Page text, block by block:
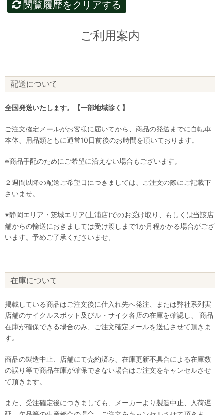
閲覧履歴をクリアする
ご利用案内
配送について
全国発送いたします。【一部地域除く】
ご注文確定メールがお客様に届いてから、商品の発送までに自転車
本体、用品類ともに通常10日前後のお時間を頂いております。
※商品手配のためにご希望に沿えない場合もございます。
２週間以降の配送ご希望日につきましては、ご注文の際にご記載下
さいませ。
※静岡エリア・茨城エリア(土浦店)でのお受け取り、もしくは当該店
舗からの輸送におきましては受け渡しまで1か月程かかる場合がござ
います。予めご了承くださいませ。
在庫について
掲載している商品はご注文後に仕入れ先へ発注、または弊社系列実
店舗のサイクルスポット及びル・サイク各店の在庫を確認し、 商品
在庫が確保できる場合のみ、ご注文確定メールを送信させて頂きま
す。
商品の製造中止、店舗にて売約済み、在庫更新不具合による在庫数
の誤り等で商品在庫が確保できない場合はご注文をキャンセルさせ
て頂きます。
また、受注確定後につきましても、メーカーより製造中止、入荷遅